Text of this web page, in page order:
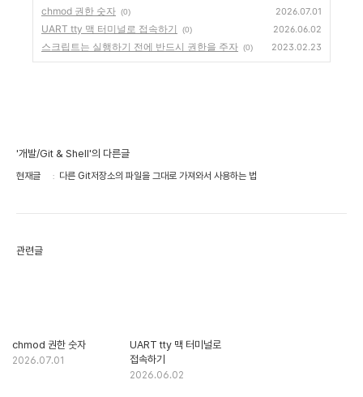
chmod 권한 숫자 (0) 2026.07.01
UART tty 맥 터미널로 접속하기 (0) 2026.06.02
스크립트는 실행하기 전에 반드시 권한을 주자 (0) 2023.02.23
'개발/Git & Shell'의 다른글
현재글 다른 Git저장소의 파일을 그대로 가져와서 사용하는 법
관련글
chmod 권한 숫자
2026.07.01
UART tty 맥 터미널로
접속하기
2026.06.02